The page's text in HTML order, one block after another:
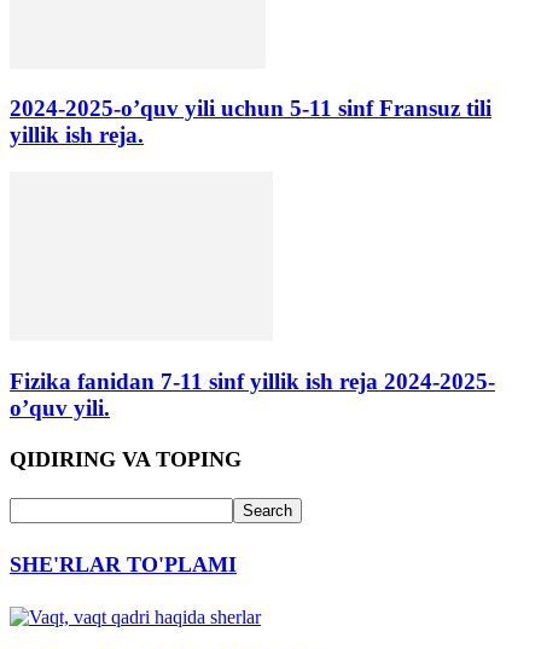
2024-2025-o’quv yili uchun 5-11 sinf Fransuz tili
yillik ish reja.
Fizika fanidan 7-11 sinf yillik ish reja 2024-2025-
o’quv yili.
QIDIRING VA TOPING
SHE'RLAR TO'PLAMI